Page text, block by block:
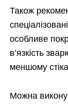
Також
особливе
в’язкість
меншому
Можна